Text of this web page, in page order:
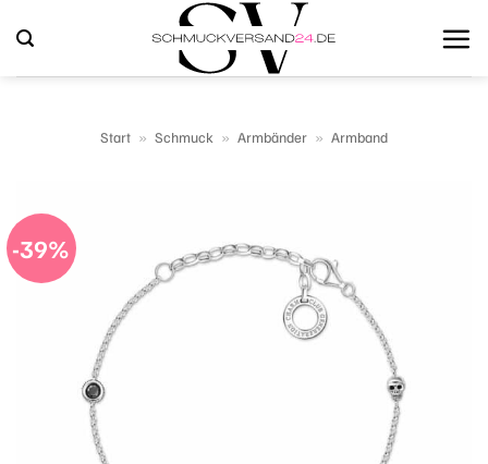
Inhalt
springen
Start » Schmuck » Armbänder » Armband
-39%